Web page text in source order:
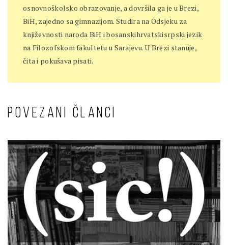
osnovnoškolsko obrazovanje, a dovršila ga je u Brezi,
BiH, zajedno sa gimnazijom. Studira na Odsjeku za
književnosti naroda BiH i bosanskihrvatskisrpski jezik
na Filozofskom fakultetu u Sarajevu. U Brezi stanuje,
čita i pokušava pisati.
POVEZANI ČLANCI